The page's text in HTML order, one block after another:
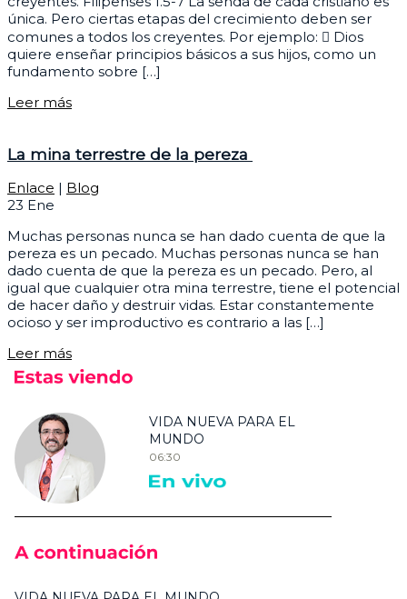
única. Pero ciertas etapas del crecimiento deben ser
comunes a todos los creyentes. Por ejemplo:  Dios
quiere enseñar principios básicos a sus hijos, como un
fundamento sobre […]
Leer más
La mina terrestre de la pereza
Enlace | Blog
23 Ene
Muchas personas nunca se han dado cuenta de que la
pereza es un pecado. Muchas personas nunca se han
dado cuenta de que la pereza es un pecado. Pero, al
igual que cualquier otra mina terrestre, tiene el potencial
de hacer daño y destruir vidas. Estar constantemente
ocioso y ser improductivo es contrario a las […]
Leer más